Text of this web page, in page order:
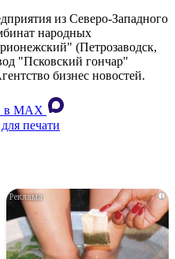
из Северо-Западного
народных
(Петрозаводск,
"Псковский гончар"
бизнес новостей.
в MAХ
печати
i